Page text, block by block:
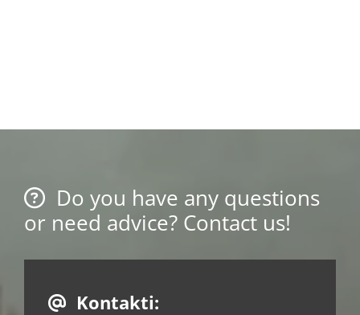

Do you have any questions
or need advice? Contact us!
 Kontakti: